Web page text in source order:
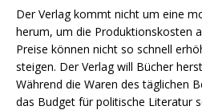
Der Verlag kommt nicht um eine
herum, um die Produktionskosten
Preise können nicht so schnell
steigen. Der Verlag will Bücher
Während die Waren des täglichen
das Budget für politische Literatur